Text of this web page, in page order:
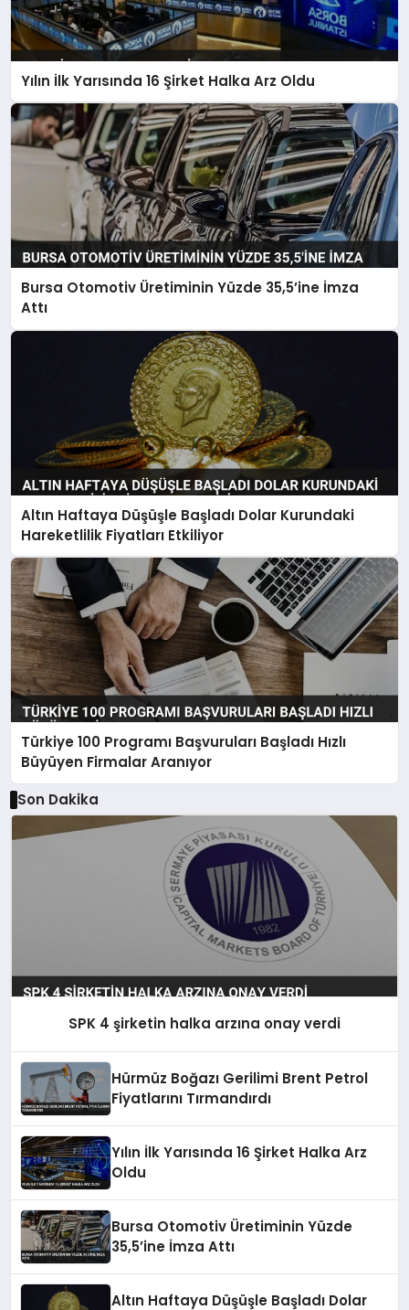
Yılın İlk Yarısında 16 Şirket Halka Arz Oldu
Bursa Otomotiv Üretiminin Yüzde 35,5’ine İmza
Attı
Altın Haftaya Düşüşle Başladı Dolar Kurundaki
Hareketlilik Fiyatları Etkiliyor
Türkiye 100 Programı Başvuruları Başladı Hızlı
Büyüyen Firmalar Aranıyor
Son Dakika
SPK 4 şirketin halka arzına onay verdi
Hürmüz Boğazı Gerilimi Brent Petrol
Fiyatlarını Tırmandırdı
Yılın İlk Yarısında 16 Şirket Halka Arz
Oldu
Bursa Otomotiv Üretiminin Yüzde
35,5’ine İmza Attı
Altın Haftaya Düşüşle Başladı Dolar